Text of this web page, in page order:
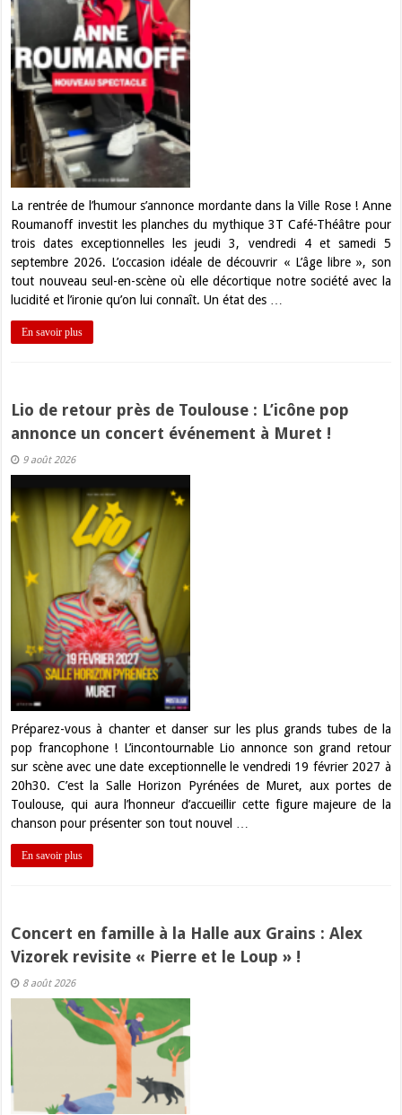
La rentrée de l’humour s’annonce mordante dans la Ville Rose ! Anne
Roumanoff investit les planches du mythique 3T Café-Théâtre pour
trois dates exceptionnelles les jeudi 3, vendredi 4 et samedi 5
septembre 2026. L’occasion idéale de découvrir « L’âge libre », son
tout nouveau seul-en-scène où elle décortique notre société avec la
lucidité et l’ironie qu’on lui connaît. Un état des …
En savoir plus
Lio de retour près de Toulouse : L’icône pop
annonce un concert événement à Muret !
9 août 2026
Préparez-vous à chanter et danser sur les plus grands tubes de la
pop francophone ! L’incontournable Lio annonce son grand retour
sur scène avec une date exceptionnelle le vendredi 19 février 2027 à
20h30. C’est la Salle Horizon Pyrénées de Muret, aux portes de
Toulouse, qui aura l’honneur d’accueillir cette figure majeure de la
chanson pour présenter son tout nouvel …
En savoir plus
Concert en famille à la Halle aux Grains : Alex
Vizorek revisite « Pierre et le Loup » !
8 août 2026